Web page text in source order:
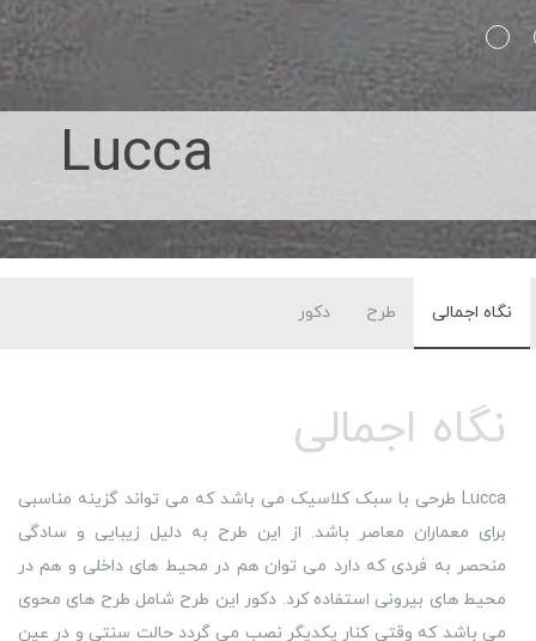
Lucca
نگاه اجمالی طرح دکور
نگاه اجمالی
Lucca طرحی با سبک کلاسیک می باشد که می تواند گزینه مناسبی
برای معماران معاصر باشد. از این طرح به دلیل زیبایی و سادگی
منحصر به فردی که دارد می توان هم در محیط های داخلی و هم در
محیط های بیرونی استفاده کرد. دکور این طرح شامل طرح های محوی
می باشد که وقتی کنار یکدیگر نصب می گردد حالت سنتی و در عین